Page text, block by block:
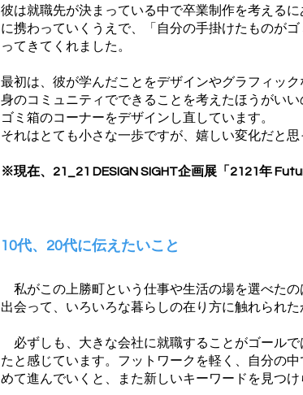
彼は就職先が決まっている中で卒業制作を考える
に携わっていくうえで、「自分の手掛けたものが
ってきてくれました。
最初は、彼が学んだことをデザインやグラフィッ
身のコミュニティでできることを考えたほうがい
ゴミ箱のコーナーをデザインし直しています。
それはとても小さな一歩ですが、嬉しい変化だと思
※現在、21_21 DESIGN SIGHT企画展「2121年
10代、20代に伝えたいこと
私がこの上勝町という仕事や生活の場を選べた
出会って、いろいろな暮らしの在り方に触れられた
必ずしも、大きな会社に就職することがゴール
たと感じています。フットワークを軽く、自分の
めて進んでいくと、また新しいキーワードを見つけ